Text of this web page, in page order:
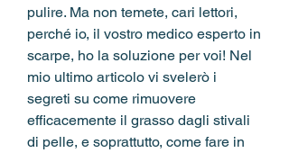
pulire. Ma non temete, cari lettori,
perché io, il vostro medico esperto in
scarpe, ho la soluzione per voi! Nel
mio ultimo articolo vi svelerò i
segreti su come rimuovere
efficacemente il grasso dagli stivali
di pelle, e soprattutto, come fare in